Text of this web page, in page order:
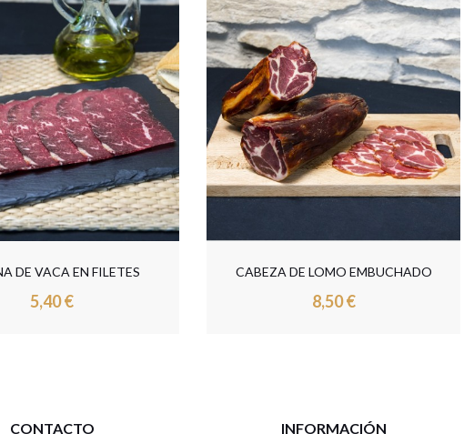
DE LOMO EMBUCHADO
8,50 €
PALETA
38,00 €
CONTACTO INFORMACIÓN